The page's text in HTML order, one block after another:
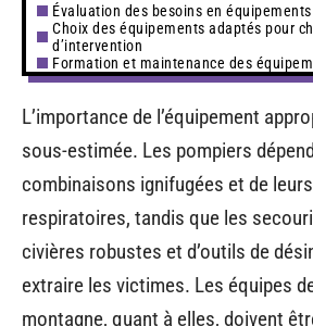
Évaluation des besoins en équipements
Choix des équipements adaptés pour
d’intervention
Formation et maintenance des
L’importance de l’équipement
sous-estimée. Les pompiers
combinaisons ignifugées et de
respiratoires, tandis que les
civières robustes et d’outils de
extraire les victimes. Les équipes
montagne, quant à elles, doivent